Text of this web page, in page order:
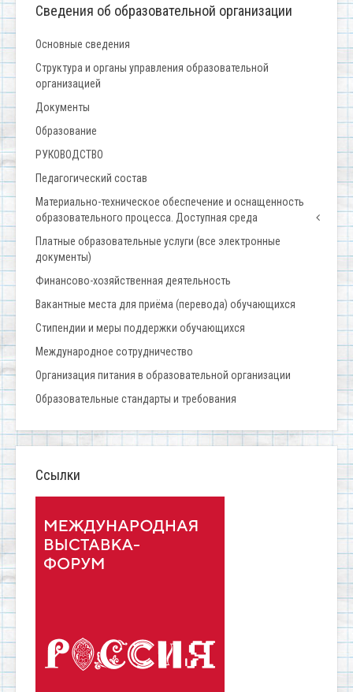
Сведения об образовательной организации
Основные сведения
Структура и органы управления образовательной
организацией
Документы
Образование
РУКОВОДСТВО
Педагогический состав
Материально-техническое обеспечение и оснащенность
образовательного процесса. Доступная среда
Платные образовательные услуги (все электронные
документы)
Финансово-хозяйственная деятельность
Вакантные места для приёма (перевода) обучающихся
Стипендии и меры поддержки обучающихся
Международное сотрудничество
Организация питания в образовательной организации
Образовательные стандарты и требования
Ссылки